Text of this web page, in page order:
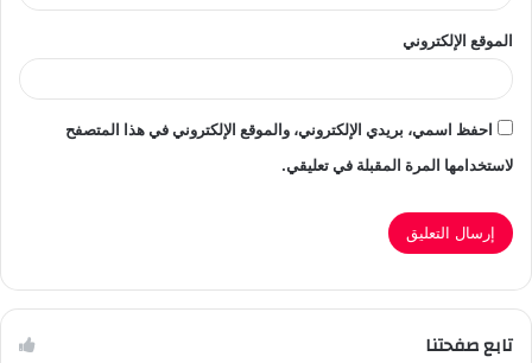
الموقع الإلكتروني
احفظ اسمي، بريدي الإلكتروني، والموقع الإلكتروني في هذا المتصفح
لاستخدامها المرة المقبلة في تعليقي.
تابع صفحتنا